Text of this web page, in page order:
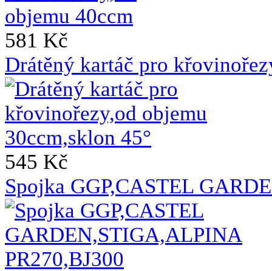
581 Kč
Drátěný kartáč pro
545 Kč
Spojka GGP,CASTEL